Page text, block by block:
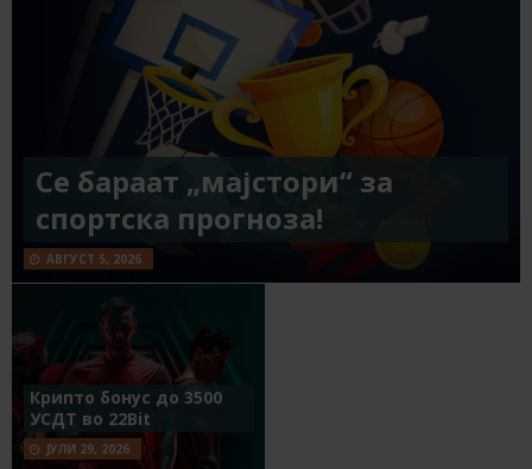
Се бараат „мајстори“ за
спортска прогноза!
АВГУСТ 5, 2026
Крипто бонус до 3500
УСДТ во 22Bit
ЈУЛИ 29, 2026